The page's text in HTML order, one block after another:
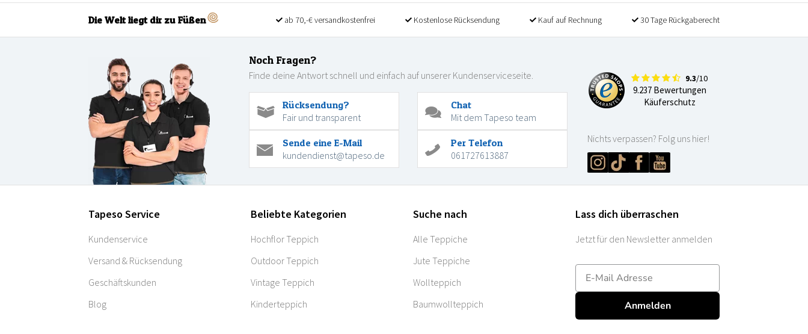
Die Welt liegt dir zu Füßen ab 70,-€ versandkostenfrei Kostenlose Rücksendung Kauf auf Rechnung 30 Tage Rückgaberecht
Noch Fragen?
Finde deine Antwort schnell und einfach auf unserer Kundenserviceseite.
Rücksendung?
Fair und transparent
Chat
Mit dem Tapeso team
Sende eine E-Mail
kundendienst@tapeso.de
Per Telefon
061727613887
9.3/10
9.237 Bewertungen
Käuferschutz
Nichts verpassen? Folg uns hier!
Tapeso Service
Kundenservice
Versand & Rücksendung
Geschäftskunden
Blog
Beliebte Kategorien
Hochflor Teppich
Outdoor Teppich
Vintage Teppich
Kinderteppich
Suche nach
Alle Teppiche
Jute Teppiche
Wollteppich
Baumwollteppich
Lass dich überraschen
Jetzt für den Newsletter anmelden
E-mailadres
Anmelden